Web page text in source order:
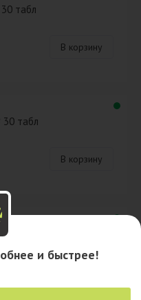
табл
В корзину
табл
В корзину
табл
и быстрее!